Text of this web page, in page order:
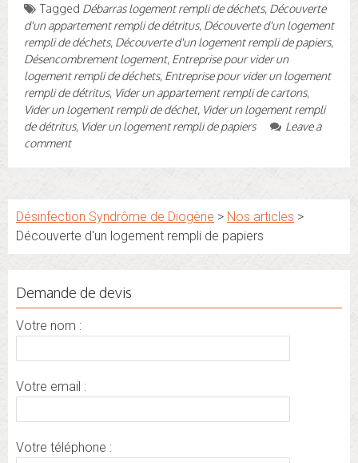
Tagged Débarras logement rempli de déchets, Découverte
d'un appartement rempli de détritus, Découverte d'un logement
rempli de déchets, Découverte d'un logement rempli de papiers,
Désencombrement logement, Entreprise pour vider un
logement rempli de déchets, Entreprise pour vider un logement
rempli de détritus, Vider un appartement rempli de cartons,
Vider un logement rempli de déchet, Vider un logement rempli
de détritus, Vider un logement rempli de papiers
Leave a
comment
Désinfection Syndrôme de Diogène > Nos articles >
Découverte d'un logement rempli de papiers
Demande de devis
Votre nom :
Votre email :
Votre téléphone :